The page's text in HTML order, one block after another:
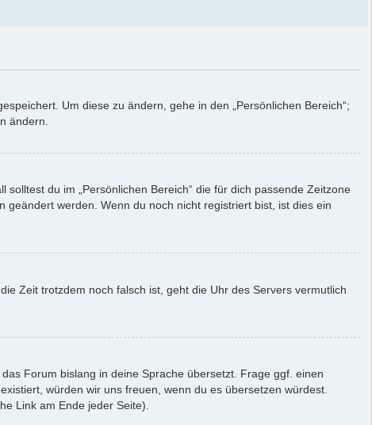
Um diese zu ändern, gehe in den „Persönlichen Bereich“;
ändern.
du im „Persönlichen Bereich“ die für dich passende Zeitzone
werden. Wenn du noch nicht registriert bist, ist dies ein
Zeit trotzdem noch falsch ist, geht die Uhr des Servers vermutlich
Forum bislang in deine Sprache übersetzt. Frage ggf. einen
würden wir uns freuen, wenn du es übersetzen würdest.
Link am Ende jeder Seite).